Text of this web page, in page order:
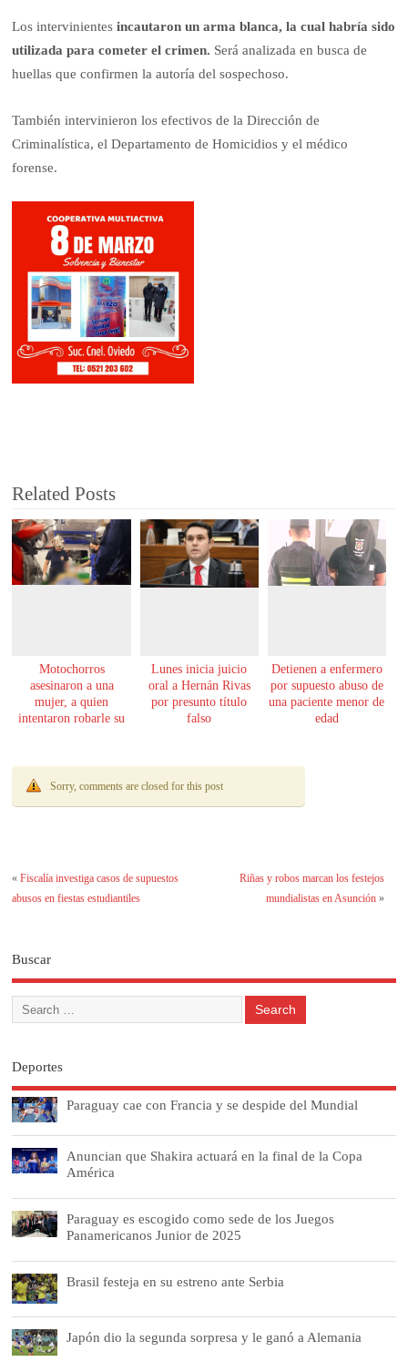
Los intervinientesincautaron un arma blanca, la cual habría sido
utilizada para cometer el crimen. Será analizada en busca de
huellas que confirmen la autoría del sospechoso.
También intervinieron los efectivos de la Dirección de
Criminalística, el Departamento de Homicidios y el médico
forense.
Related Posts
Motochorros
asesinaron a una
mujer, a quien
intentaron robarle su
Lunes inicia juicio
oral a Hernán Rivas
por presunto título
falso
Detienen a enfermero
por supuesto abuso de
una paciente menor de
edad
Sorry, comments are closed for this post
«Fiscalía investiga casos de supuestos
abusos en fiestas estudiantiles
Riñas y robos marcan los festejos
mundialistas en Asunción»
Buscar
Deportes
Paraguay cae con Francia y se despide del Mundial
Anuncian que Shakira actuará en la final de la Copa
América
Paraguay es escogido como sede de los Juegos
Panamericanos Junior de 2025
Brasil festeja en su estreno ante Serbia
Japón dio la segunda sorpresa y le ganó a Alemania